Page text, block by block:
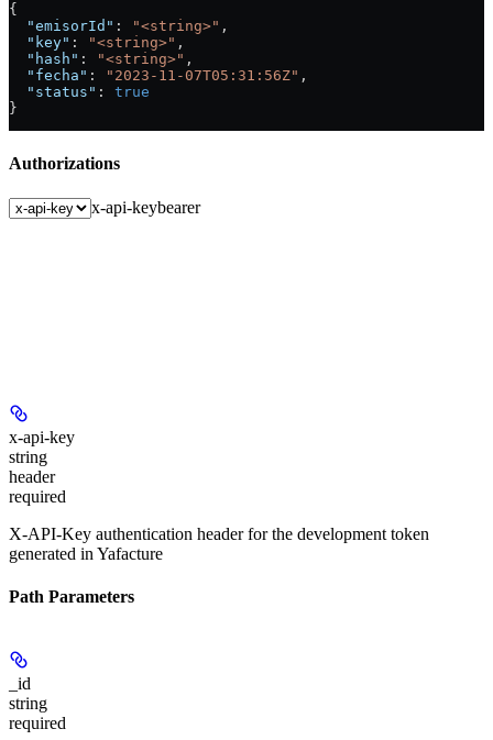
{
  "emisorId"
: "<string>" ,
  "key"
: "<string>" ,
  "hash"
: "<string>" ,
  "fecha"
: "2023-11-07T05:31:56Z" ,
  "status"
: true
}
Authorizations
x-api-keybearer
x-api-key
string
header
required
X-API-Key authentication header for the development token
generated in Yafacture
Path Parameters
_id
string
required